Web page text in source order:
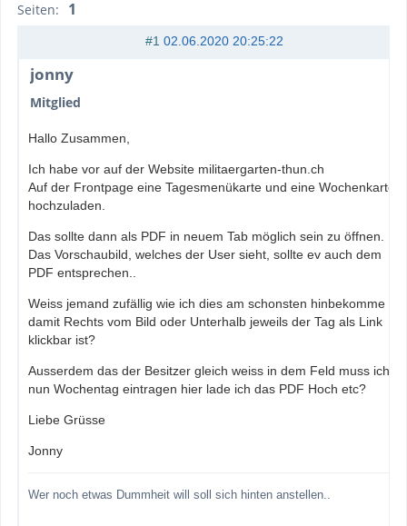
Seiten: 1
#1 02.06.2020 20:25:22
jonny
Mitglied
Hallo Zusammen,
Ich habe vor auf der Website militaergarten-thun.ch
Auf der Frontpage eine Tagesmenükarte und eine Wochenkarte
hochzuladen.
Das sollte dann als PDF in neuem Tab möglich sein zu öffnen.
Das Vorschaubild, welches der User sieht, sollte ev auch dem
PDF entsprechen..
Weiss jemand zufällig wie ich dies am schonsten hinbekomme
damit Rechts vom Bild oder Unterhalb jeweils der Tag als Link
klickbar ist?
Ausserdem das der Besitzer gleich weiss in dem Feld muss ich
nun Wochentag eintragen hier lade ich das PDF Hoch etc?
Liebe Grüsse
Jonny
Wer noch etwas Dummheit will soll sich hinten anstellen..